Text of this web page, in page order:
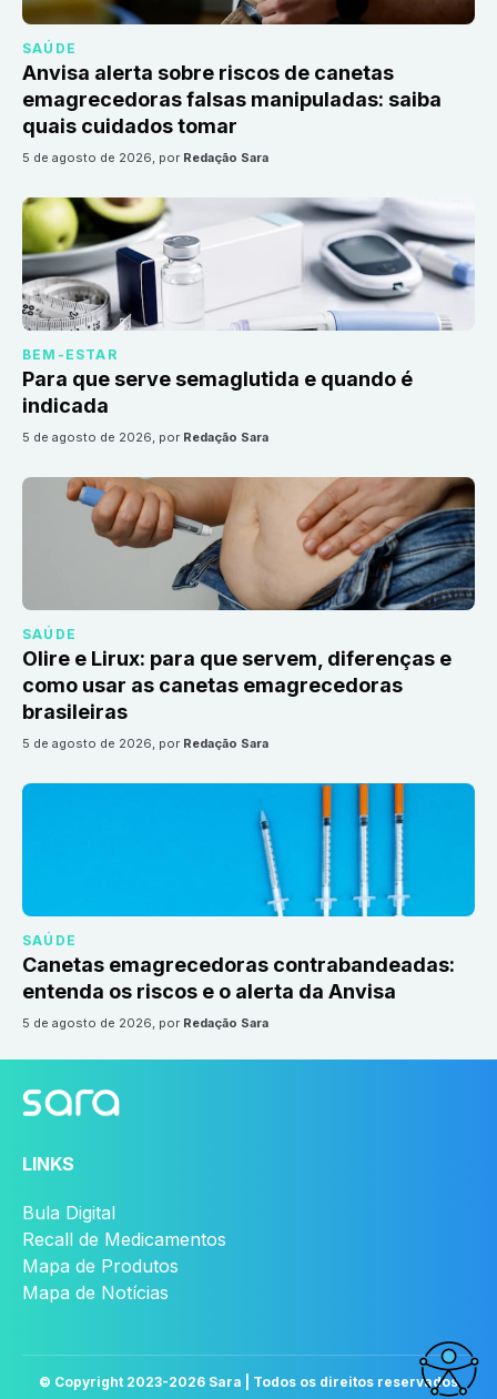
SAÚDE
Anvisa alerta sobre riscos de canetas
emagrecedoras falsas manipuladas: saiba
quais cuidados tomar
5 de agosto de 2026, por Redação Sara
BEM-ESTAR
Para que serve semaglutida e quando é
indicada
5 de agosto de 2026, por Redação Sara
SAÚDE
Olire e Lirux: para que servem, diferenças e
como usar as canetas emagrecedoras
brasileiras
5 de agosto de 2026, por Redação Sara
SAÚDE
Canetas emagrecedoras contrabandeadas:
entenda os riscos e o alerta da Anvisa
5 de agosto de 2026, por Redação Sara
LINKS
Bula Digital
Recall de Medicamentos
Mapa de Produtos
Mapa de Notícias
© Copyright 2023-2026 Sara | Todos os direitos reservados